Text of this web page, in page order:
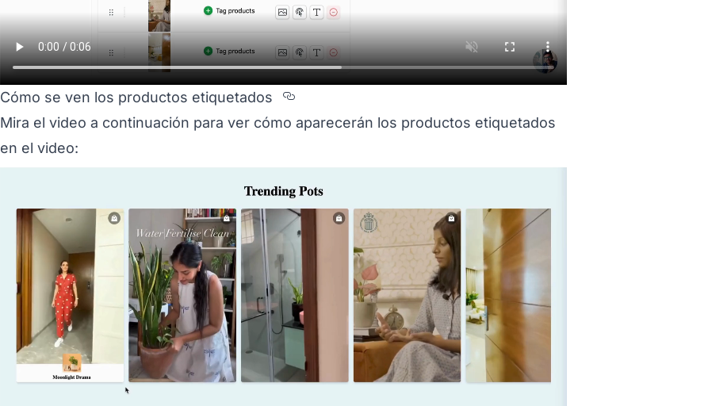
Cómo se ven los productos etiquetados
Section titled
Mira el video a continuación para ver cómo aparecerán los productos etiquetados
en el video: